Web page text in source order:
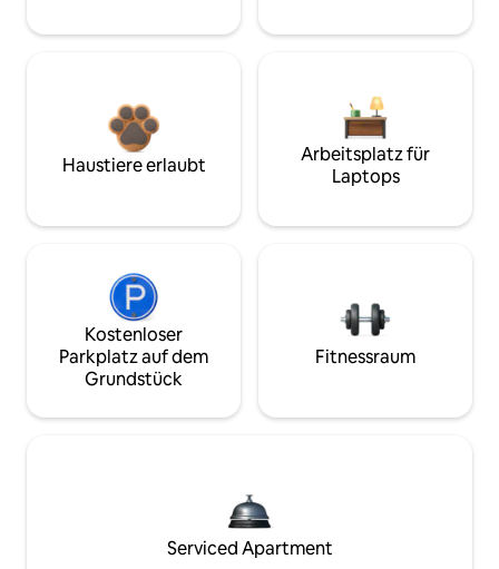
Haustiere erlaubt
Arbeitsplatz für
Laptops
Kostenloser
Parkplatz auf dem
Grundstück
Fitnessraum
Serviced Apartment